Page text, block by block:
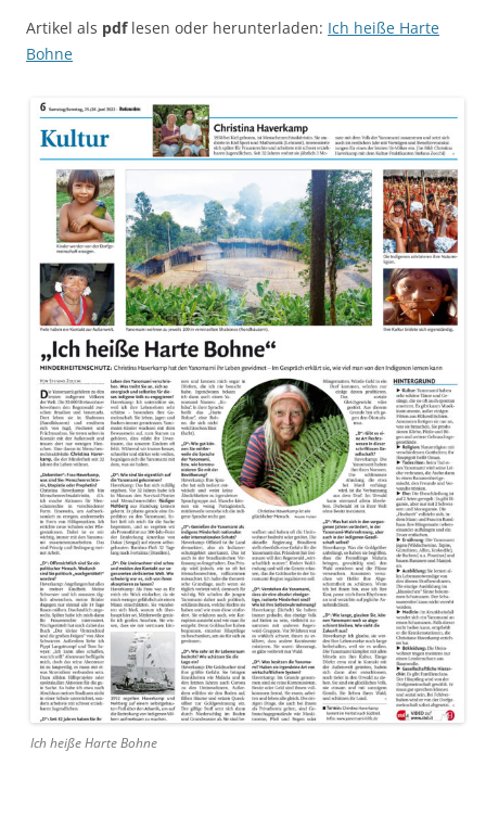
Artikel als pdflesen oder herunterladen: Ich heiße Harte
Bohne
Ich heiße Harte Bohne